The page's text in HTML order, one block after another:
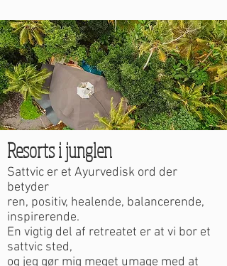
Resorts i junglen
Sattvic er et Ayurvedisk ord der
betyder
ren, positiv, healende, balancerende,
inspirerende.
En vigtig del af retreatet er at vi bor et
sattvic sted,
og jeg gør mig meget umage med at